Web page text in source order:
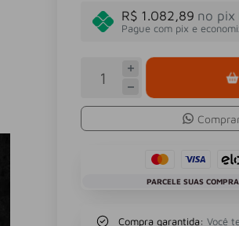
R$ 1.082,89 no pix
Pague com pix e
PARCELE SUAS
Compra garantida: Você